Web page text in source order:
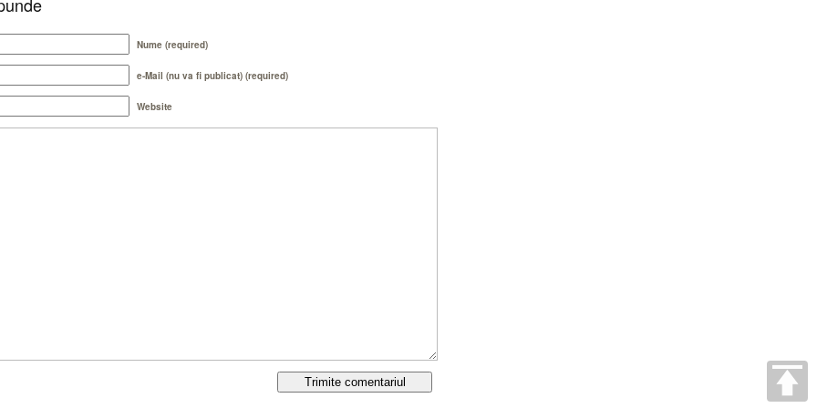
Nume (required)
e-Mail (nu va fi publicat) (required)
Website